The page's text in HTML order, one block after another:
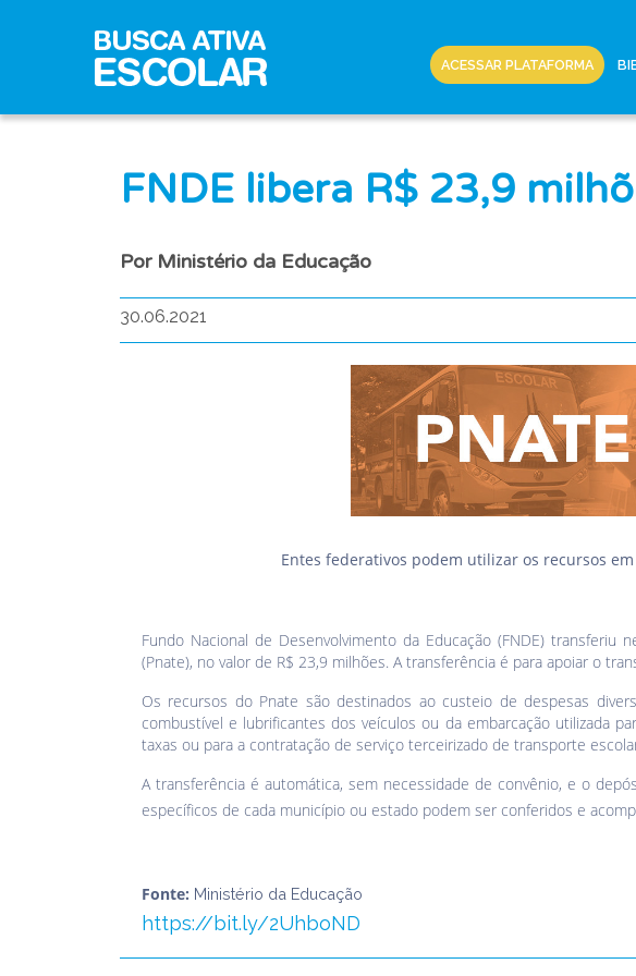
ACESSAR PLATAFORMA
FNDE libera R$ 23,9
Por Ministério da Educação
30.06.2021
Entes federativos podem utilizar os recursos
Fundo Nacional de Desenvolvimento da Educação (FNDE)
(Pnate), no valor de R$ 23,9 milhões. A transferência é para apoiar o
Os recursos do Pnate são destinados ao custeio de despesas
combustível e lubrificantes dos veículos ou da embarcação utilizada
taxas ou para a contratação de serviço terceirizado de transporte
A transferência é automática, sem necessidade de convênio, e o
específicos de cada município ou estado podem ser conferidos e
Fonte: Ministério da Educação
https://bit.ly/2UhboND